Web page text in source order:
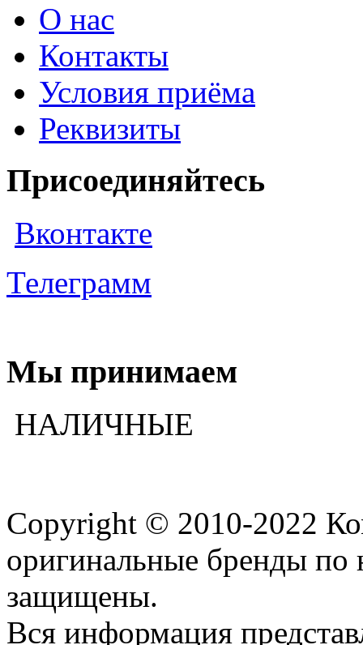
О нас
Контакты
Условия приёма
Реквизиты
Присоединяйтесь
Вконтакте
Телеграмм
Мы принимаем
НАЛИЧНЫЕ
Copyright © 2010-2022
оригинальные бренды по
защищены.
Вся информация